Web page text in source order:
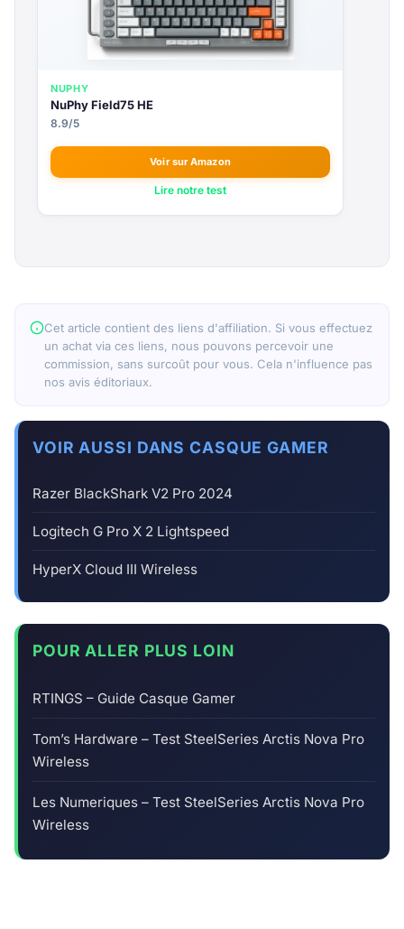
NUPHY
NuPhy Field75 HE
8.9/5
Voir sur Amazon
Lire notre test
Cet article contient des liens d'affiliation. Si vous effectuez
un achat via ces liens, nous pouvons percevoir une
commission, sans surcoût pour vous. Cela n'influence pas
nos avis éditoriaux.
VOIR AUSSI DANS CASQUE GAMER
Razer BlackShark V2 Pro 2024
Logitech G Pro X 2 Lightspeed
HyperX Cloud III Wireless
POUR ALLER PLUS LOIN
RTINGS – Guide Casque Gamer
Tom’s Hardware – Test SteelSeries Arctis Nova Pro
Wireless
Les Numeriques – Test SteelSeries Arctis Nova Pro
Wireless